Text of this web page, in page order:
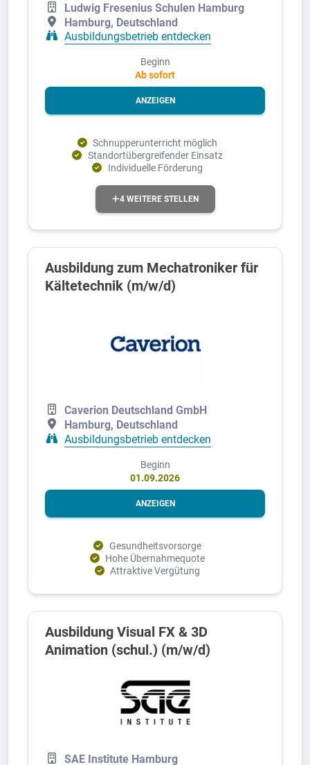
Ludwig Fresenius Schulen Hamburg
Hamburg, Deutschland
Ausbildungsbetrieb entdecken
Beginn
Ab sofort
ANZEIGEN
Schnupperunterricht möglich
Standortübergreifender Einsatz
Individuelle Förderung
4 WEITERE STELLEN
Ausbildung zum Mechatroniker für
Kältetechnik (m/w/d)
Caverion Deutschland GmbH
Hamburg, Deutschland
Ausbildungsbetrieb entdecken
Beginn
01.09.2026
ANZEIGEN
Gesundheitsvorsorge
Hohe Übernahmequote
Attraktive Vergütung
Ausbildung Visual FX & 3D
Animation (schul.) (m/w/d)
SAE Institute Hamburg